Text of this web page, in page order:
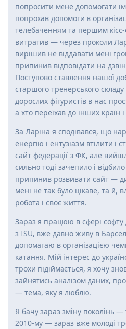
попросити мене допомогати
попрохав допомоги в
телебаченням та першим
витратив — через проколи
вирішив не віддавати мені
припинив відповідати на
Поступово ставлення нашої
старшого тренерського
дорослих фігуристів в нас
а хто переїхав до інших країн
За Ларіна я сподівався, що
енергію і ентузіазм втілити і
сайт федерації з ФК, але
сильно тоді зачепило і
припинив розвивати сайт —
мені не так було цікаве, та й,
робота і своє життя.
Зараз я працюю в сфері
з ISU, вже давно живу в
допомагаю в організацією
катання. Мій інтерес до
трохи підіймається, я хочу
зайнятись аналізом даних,
— тема, яку я люблю.
Я бачу зараз зміну поколінь —
2010-му — зараз вже молоді